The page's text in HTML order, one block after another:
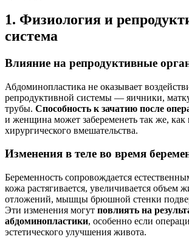
1. Физиология и
система
Влияние на репродуктивные
Абдоминопластика не оказывает
репродуктивной системы — яичники,
трубы. Способность к зачатию после
и женщина может забеременеть так же, как
хирургического вмешательства.
Изменения в теле во время
Беременность сопровождается
кожа растягивается, увеличивается объем
отложений, мышцы брюшной стенки
Эти изменения могут повлиять на
абдоминопластики, особенно если
эстетического улучшения живота.